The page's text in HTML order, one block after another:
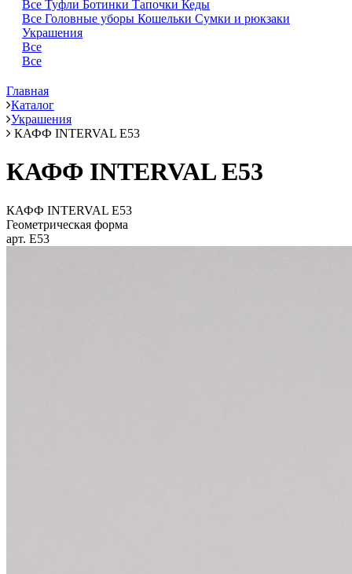
Все Туфли Ботинки Тапочки Кеды
Все Головные уборы Кошельки Сумки и рюкзаки
Украшения
Все
Все
Главная
Каталог
Украшения
КАФФ INTERVAL E53
КАФФ INTERVAL E53
КАФФ INTERVAL E53
Геометрическая форма
арт. E53